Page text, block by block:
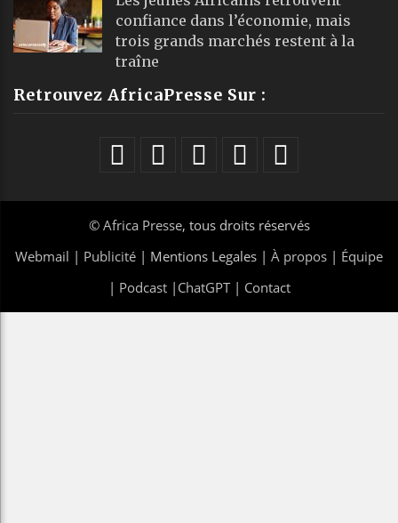
confiance dans l’économie, mais
trois grands marchés restent à la
traîne
Retrouvez AfricaPresse Sur :
© Africa Presse, tous droits réservés
Webmail | Publicité | Mentions Legales | À propos | Équipe
| Podcast| ChatGPT| Contact